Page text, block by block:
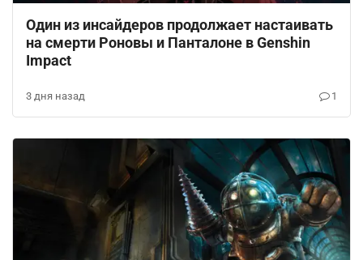
Один из инсайдеров продолжает настаивать
на смерти Роновы и Панталоне в Genshin
Impact
3 дня назад 1